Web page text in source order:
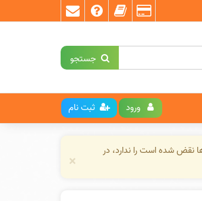
جستجو
ورود ثبت نام
نقض شده است را ندارد، در
×